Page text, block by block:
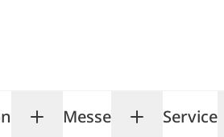
submenu
Toggle TOP Salon
Messe ToggleService